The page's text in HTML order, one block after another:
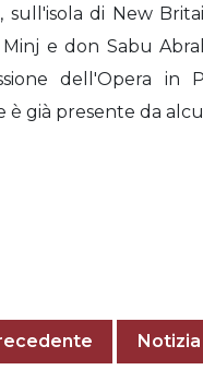
sull'isola di New
e don Sabu
dell'Opera in
già presente da
Previous
Next